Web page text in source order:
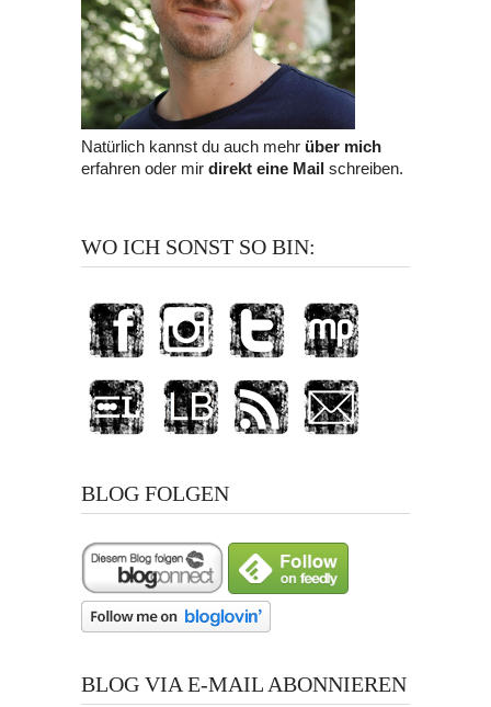
Natürlich kannst du auch mehr über mich
erfahren oder mir direkt eine Mailschreiben.
WO ICH SONST SO BIN:
BLOG FOLGEN
BLOG VIA E-MAIL ABONNIEREN